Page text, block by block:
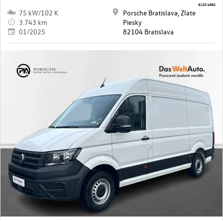
75 kW/102 K
3.743 km
01/2025
Porsche Bratislava, Zlate
Piesky
82104 Bratislava
8135/6882